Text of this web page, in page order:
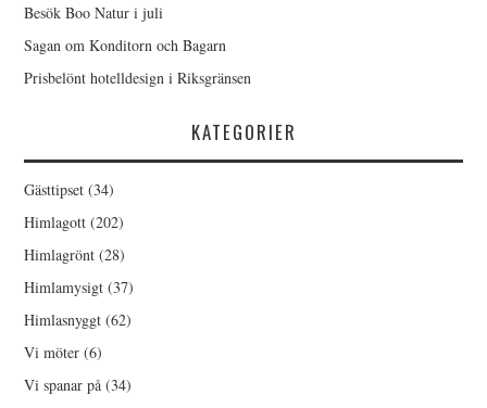
Besök Boo Natur i juli
Sagan om Konditorn och Bagarn
Prisbelönt hotelldesign i Riksgränsen
KATEGORIER
Gästtipset (34)
Himlagott (202)
Himlagrönt (28)
Himlamysigt (37)
Himlasnyggt (62)
Vi möter (6)
Vi spanar på (34)